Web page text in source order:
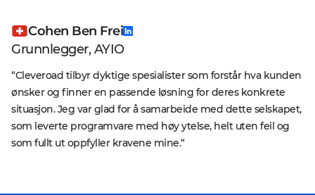
Cohen Ben Frei
Grunnlegger, AYIO
“Cleveroad tilbyr dyktige spesialister som forstår hva kunden
ønsker og finner en passende løsning for deres konkrete
situasjon. Jeg var glad for å samarbeide med dette selskapet,
som leverte programvare med høy ytelse, helt uten feil og
som fullt ut oppfyller kravene mine.“